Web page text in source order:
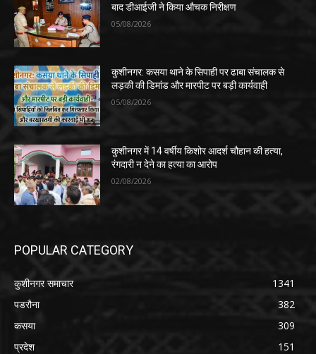
बाद डीआईजी ने किया औचक निरीक्षण
05/08/2026
कुशीनगर: कसया थाने के सिपाही पर ढाबा संचालक से
लड़की की डिमांड और मारपीट पर बड़ी कार्यवाही
05/08/2026
कुशीनगर में 14 वर्षीय किशोर आदर्श चौहान की हत्या,
रंगदारी न देने का हत्या का आरोप
02/08/2026
POPULAR CATEGORY
कुशीनगर समाचार
1341
पडरौना
382
कसया
309
प्रदेश
151